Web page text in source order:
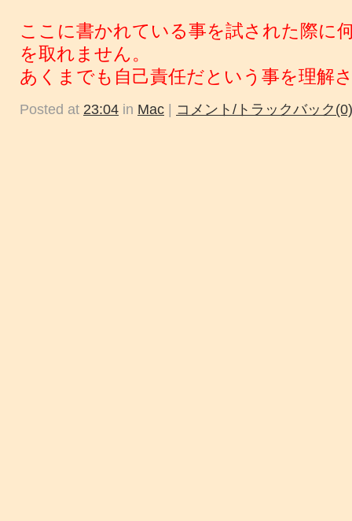
ここに書かれている事を試された際に
を取れません。
あくまでも自己責任だという事を理解
Posted at 23:04 in Mac コメント/トラックバック(0)